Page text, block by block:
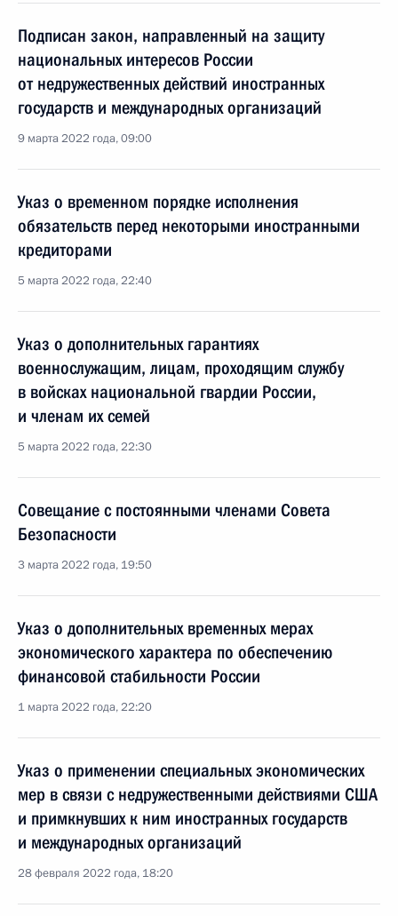
Подписан закон, направленный на защиту
национальных интересов России
от недружественных действий иностранных
государств и международных организаций
9 марта 2022 года, 09:00
Указ о временном порядке исполнения
обязательств перед некоторыми иностранными
кредиторами
5 марта 2022 года, 22:40
Указ о дополнительных гарантиях
военнослужащим, лицам, проходящим службу
в войсках национальной гвардии России,
и членам их семей
5 марта 2022 года, 22:30
Совещание с постоянными членами Совета
Безопасности
3 марта 2022 года, 19:50
Указ о дополнительных временных мерах
экономического характера по обеспечению
финансовой стабильности России
1 марта 2022 года, 22:20
Указ о применении специальных экономических
мер в связи с недружественными действиями США
и примкнувших к ним иностранных государств
и международных организаций
28 февраля 2022 года, 18:20